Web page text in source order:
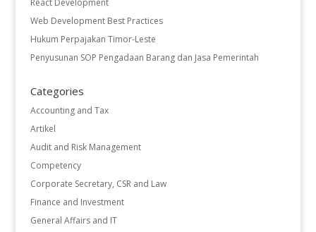
React Development
Web Development Best Practices
Hukum Perpajakan Timor-Leste
Penyusunan SOP Pengadaan Barang dan Jasa Pemerintah
Categories
Accounting and Tax
Artikel
Audit and Risk Management
Competency
Corporate Secretary, CSR and Law
Finance and Investment
General Affairs and IT